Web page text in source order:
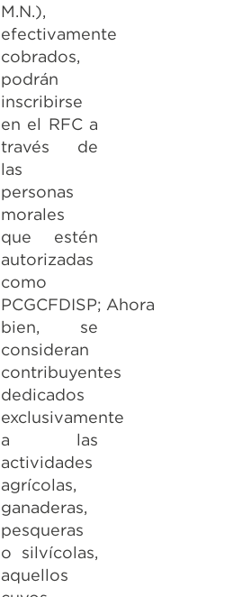
M.N.),
efectivamente
cobrados,
podrán
inscribirse
en el RFC a
través de
las
personas
morales
que estén
autorizadas
como
PCGCFDISP; Ahora
bien, se
consideran
contribuyentes
dedicados
exclusivamente
a las
actividades
agrícolas,
ganaderas,
pesqueras
o silvícolas,
aquellos